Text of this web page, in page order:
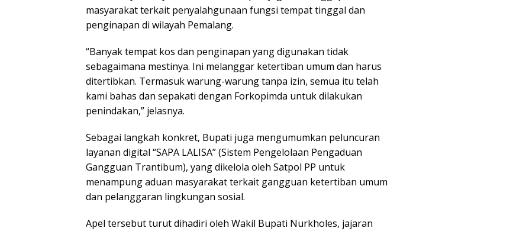
masyarakat terkait penyalahgunaan fungsi tempat tinggal dan
penginapan di wilayah Pemalang.
“Banyak tempat kos dan penginapan yang digunakan tidak
sebagaimana mestinya. Ini melanggar ketertiban umum dan harus
ditertibkan. Termasuk warung-warung tanpa izin, semua itu telah
kami bahas dan sepakati dengan Forkopimda untuk dilakukan
penindakan,” jelasnya.
Sebagai langkah konkret, Bupati juga mengumumkan peluncuran
layanan digital “SAPA LALISA” (Sistem Pengelolaan Pengaduan
Gangguan Trantibum), yang dikelola oleh Satpol PP untuk
menampung aduan masyarakat terkait gangguan ketertiban umum
dan pelanggaran lingkungan sosial.
Apel tersebut turut dihadiri oleh Wakil Bupati Nurkholes, jajaran